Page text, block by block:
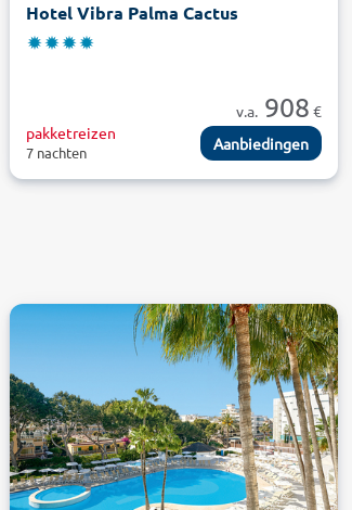
Hotel Vibra Palma Cactus
v.a. 908 €
pakketreizen
7 nachten Aanbiedingen